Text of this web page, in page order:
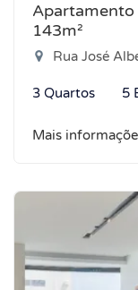
Apartamento
143m²
Rua José Alberi
3 Quartos 5
Mais